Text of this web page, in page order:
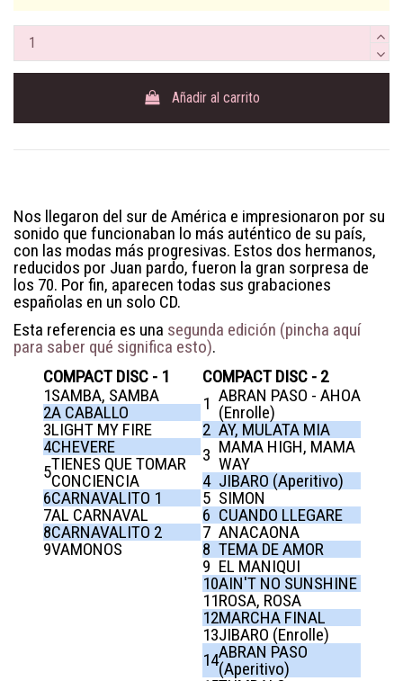
Añadir al carrito
Nos llegaron del sur de América e impresionaron por su
sonido que funcionaban lo más auténtico de su país,
con las modas más progresivas. Estos dos hermanos,
reducidos por Juan pardo, fueron la gran sorpresa de
los 70. Por fin, aparecen todas sus grabaciones
españolas en un solo CD.
Esta referencia es una segunda edición (pincha aquí
para saber qué significa esto).
COMPACT DISC - 1
COMPACT DISC - 2
1SAMBA, SAMBA
2A CABALLO
3LIGHT MY FIRE
4CHEVERE
5TIENES QUE TOMAR
CONCIENCIA
6CARNAVALITO 1
7AL CARNAVAL
8CARNAVALITO 2
9VAMONOS
1 ABRAN PASO - AHOA
(Enrolle)
2 AY, MULATA MIA
3 MAMA HIGH, MAMA
WAY
4 JIBARO (Aperitivo)
5 SIMON
6 CUANDO LLEGARE
7 ANACAONA
8 TEMA DE AMOR
9 EL MANIQUI
10AIN'T NO SUNSHINE
11ROSA, ROSA
12MARCHA FINAL
13JIBARO (Enrolle)
14ABRAN PASO
(Aperitivo)